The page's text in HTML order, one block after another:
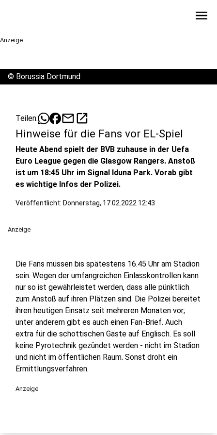
menu
Anzeige
© Borussia Dortmund
Teilen: mailopen_in_new
Hinweise für die Fans vor EL-Spiel
Heute Abend spielt der BVB zuhause in der Uefa
Euro League gegen die Glasgow Rangers. Anstoß
ist um 18:45 Uhr im Signal Iduna Park. Vorab gibt
es wichtige Infos der Polizei.
Veröffentlicht: Donnerstag, 17.02.2022 12:43
Anzeige
Die Fans müssen bis spätestens 16.45 Uhr am Stadion
sein. Wegen der umfangreichen Einlasskontrollen kann
nur so ist gewährleistet werden, dass alle pünktlich
zum Anstoß auf ihren Plätzen sind. Die Polizei bereitet
ihren heutigen Einsatz seit mehreren Monaten vor;
unter anderem gibt es auch einen Fan-Brief. Auch
extra für die schottischen Gäste auf Englisch. Es soll
keine Pyrotechnik gezündet werden - nicht im Stadion
und nicht im öffentlichen Raum. Sonst droht ein
Ermittlungsverfahren.
Anzeige